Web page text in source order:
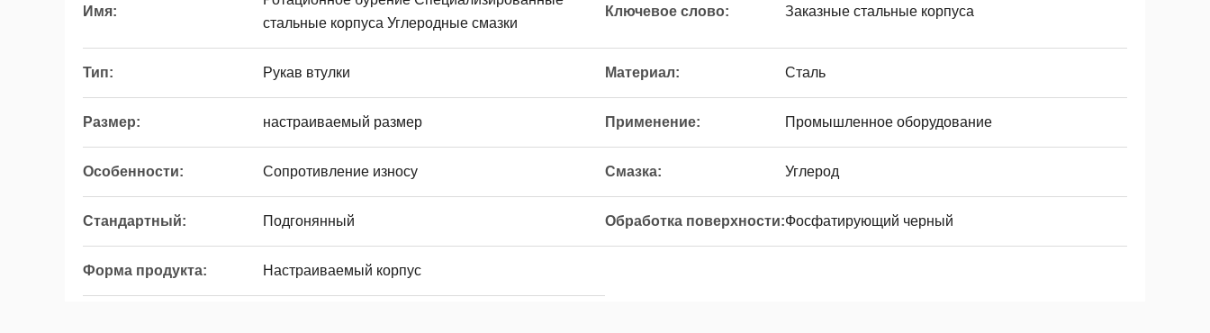
Имя:
стальные корпуса Углеродные смазки
Ключевое слово: Заказные стальные корпуса
Тип: Рукав втулки Материал: Сталь
Размер: настраиваемый размер Применение: Промышленное оборудование
Особенности: Сопротивление износу Смазка: Углерод
Стандартный: Подгонянный Обработка поверхности:Фосфатирующий черный
Форма продукта: Настраиваемый корпус